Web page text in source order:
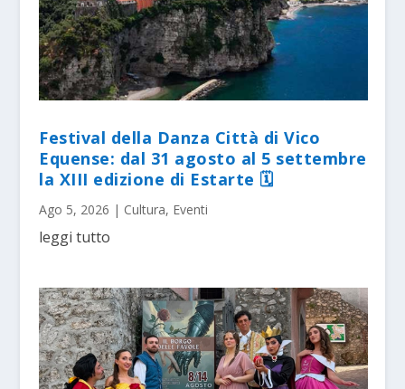
Festival della Danza Città di Vico
Equense: dal 31 agosto al 5 settembre
la XIII edizione di Estarte 🗓
Ago 5, 2026 | Cultura, Eventi
leggi tutto